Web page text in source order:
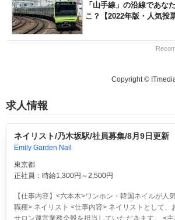
「山手線」の沿線であな
こ？【2022年版・人気投
Copyright ©
求人情報
ネイリスト/乃木坂駅/社員募集/8月9日更新
Emily Garden Nail
東京都
正社員：時給1,300円～2,500円
【仕事内容】<六本木>ワンホン・韓国ネイルが人
職種> ネイリスト <仕事内容> ネイリストとして、